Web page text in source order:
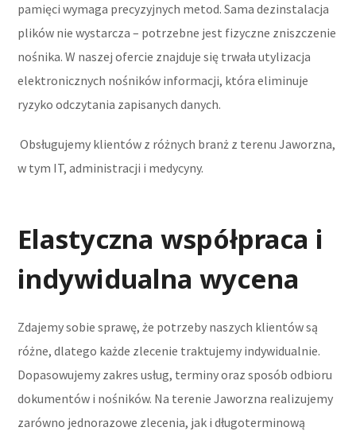
pamięci wymaga precyzyjnych metod. Sama dezinstalacja
plików nie wystarcza – potrzebne jest fizyczne zniszczenie
nośnika. W naszej ofercie znajduje się trwała utylizacja
elektronicznych nośników informacji, która eliminuje
ryzyko odczytania zapisanych danych.
Obsługujemy klientów z różnych branż z terenu Jaworzna,
w tym IT, administracji i medycyny.
Elastyczna współpraca i
indywidualna wycena
Zdajemy sobie sprawę, że potrzeby naszych klientów są
różne, dlatego każde zlecenie traktujemy indywidualnie.
Dopasowujemy zakres usług, terminy oraz sposób odbioru
dokumentów i nośników. Na terenie Jaworzna realizujemy
zarówno jednorazowe zlecenia, jak i długoterminową